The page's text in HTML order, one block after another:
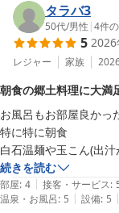
2026-07-11
ました。
〇客室
お部屋は、和室にし
き届いていて、心地よ
トイレやお風呂もつい
窓からの眺めも綺麗で
〇温泉
温泉は、暖かくて肌に
なっちゃうくらいに気
っております。
【ご夕食・ご朝食】
しゃぶしゃぶのお肉
もも自慢の一品でご
栄です。
朝食ビュッフェでは
と一緒に楽しまれた
腹いっぱいお召し上
【客室】
タラバ3
50代/男性 |4件
5 2026
レジャー 家族
朝食の郷土料理に大満
お風呂もお部屋良かっ
特に特に朝食
白石温麺や玉こん(出
三角あぶらげ
笹かま　大大満足しま
続きを読む
部屋: 4 | 接客・サービス:
温泉・お風呂: 5 | 設備: 5 |